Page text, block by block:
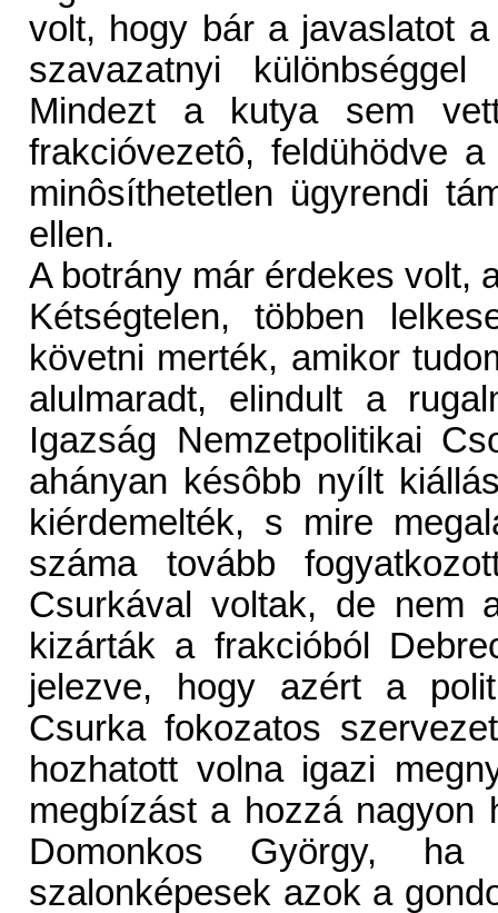
volt, hogy bár a javaslatot
szavazatnyi
Mindezt a kutya sem
frakcióvezetô, feldühödve
minôsíthetetlen ügyrendi
ellen.
A botrány már érdekes volt,
Kétségtelen, többen
követni merték, amikor
alulmaradt, elindult a
Igazság Nemzetpolitikai
ahányan késôbb nyílt
kiérdemelték, s mire
száma tovább
Csurkával voltak, de nem
kizárták a frakcióból
jelezve, hogy azért a
Csurka fokozatos
hozhatott volna igazi
megbízást a hozzá nagyon
Domonkos György,
szalonképesek azok a